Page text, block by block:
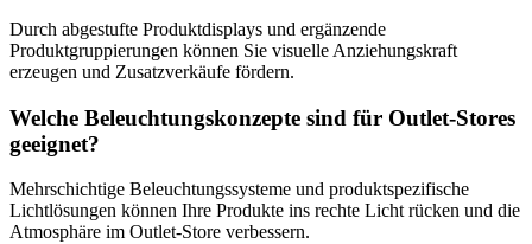
Durch abgestufte Produktdisplays und ergänzende
Produktgruppierungen können Sie visuelle Anziehungskraft
erzeugen und Zusatzverkäufe fördern.
Welche Beleuchtungskonzepte sind für Outlet-Stores
geeignet?
Mehrschichtige Beleuchtungssysteme und produktspezifische
Lichtlösungen können Ihre Produkte ins rechte Licht rücken und die
Atmosphäre im Outlet-Store verbessern.